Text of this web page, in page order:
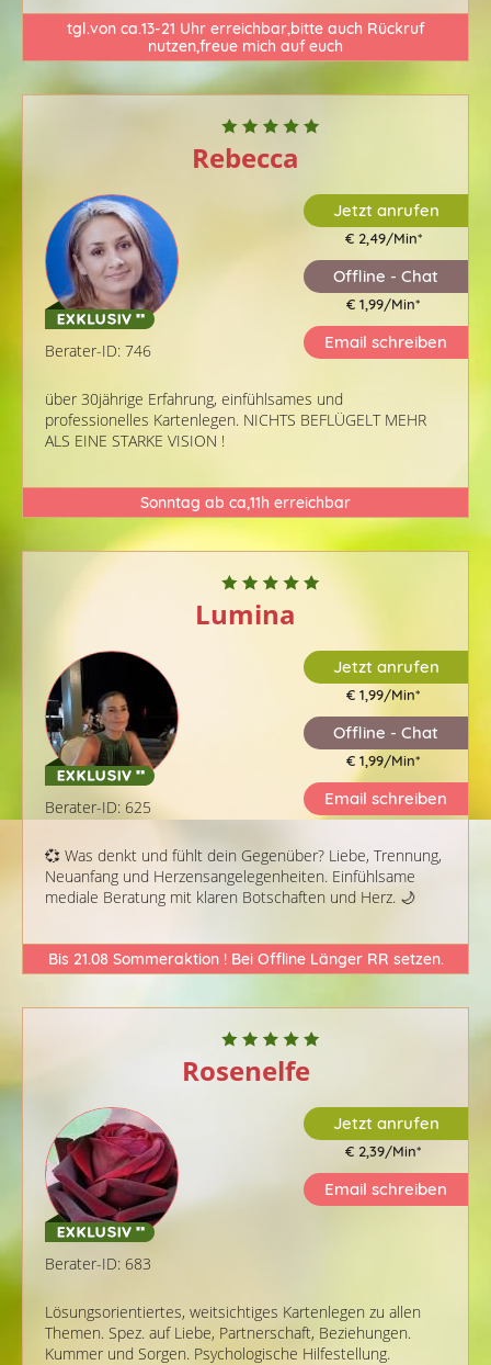
tgl.von ca.13-21 Uhr erreichbar,bitte auch Rückruf
nutzen,freue mich auf euch
Rebecca
Berater-ID: 746
über 30jährige Erfahrung, einfühlsames und
professionelles Kartenlegen. NICHTS BEFLÜGELT MEHR
ALS EINE STARKE VISION !
Jetzt anrufen
€ 2,49/Min*
Offline - Chat
€ 1,99/Min*
Email schreiben
Sonntag ab ca,11h erreichbar
Lumina
Berater-ID: 625
💞 Was denkt und fühlt dein Gegenüber? Liebe, Trennung,
Neuanfang und Herzensangelegenheiten. Einfühlsame
mediale Beratung mit klaren Botschaften und Herz. 🌙
Jetzt anrufen
€ 1,99/Min*
Offline - Chat
€ 1,99/Min*
Email schreiben
Bis 21.08 Sommeraktion ! Bei Offline Länger RR setzen.
Rosenelfe
Berater-ID: 683
Lösungsorientiertes, weitsichtiges Kartenlegen zu allen
Themen. Spez. auf Liebe, Partnerschaft, Beziehungen.
Kummer und Sorgen. Psychologische Hilfestellung.
Jetzt anrufen
€ 2,39/Min*
Email schreiben